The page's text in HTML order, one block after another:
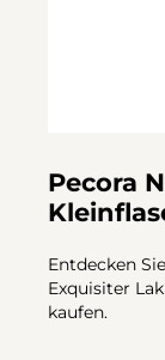
Pecora
Entdecken
Exquisiter
kaufen.